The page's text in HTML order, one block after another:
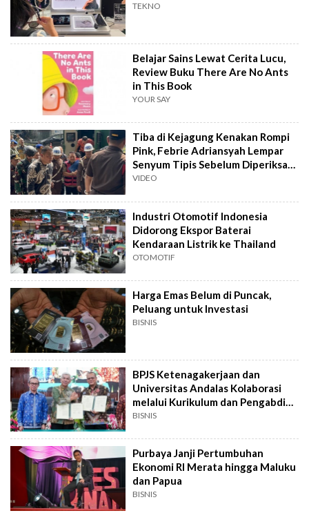
TEKNO
Belajar Sains Lewat Cerita Lucu,
Review Buku There Are No Ants
in This Book
YOUR SAY
Tiba di Kejagung Kenakan Rompi
Pink, Febrie Adriansyah Lempar
Senyum Tipis Sebelum Diperiksa
Tim 9
VIDEO
Industri Otomotif Indonesia
Didorong Ekspor Baterai
Kendaraan Listrik ke Thailand
OTOMOTIF
Harga Emas Belum di Puncak,
Peluang untuk Investasi
BISNIS
BPJS Ketenagakerjaan dan
Universitas Andalas Kolaborasi
melalui Kurikulum dan Pengabdian
Masyarakat
BISNIS
Purbaya Janji Pertumbuhan
Ekonomi RI Merata hingga Maluku
dan Papua
BISNIS